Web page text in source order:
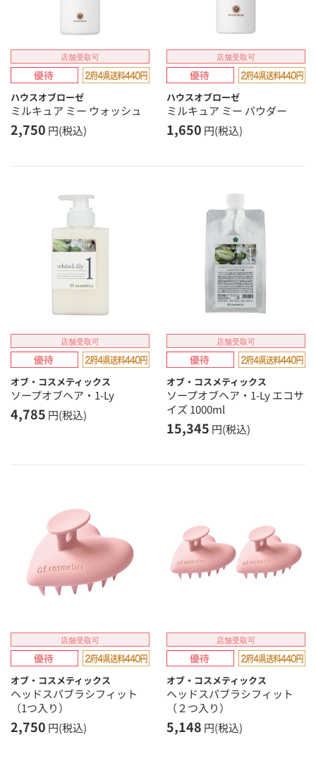
店舗受取可
ハウスオブローゼ
ミルキュア ミー ウォッシュ
2,750 円(税込)
店舗受取可
ハウスオブローゼ
ミルキュア ミー パウダー
1,650 円(税込)
店舗受取可
オブ・コスメティックス
ソープオブヘア・1-Ly
4,785 円(税込)
店舗受取可
オブ・コスメティックス
ソープオブヘア・1-Ly エコサ
イズ 1000ml
15,345 円(税込)
店舗受取可
オブ・コスメティックス
ヘッドスパブラシフィット
（1つ入り）
2,750 円(税込)
店舗受取可
オブ・コスメティックス
ヘッドスパブラシフィット
（２つ入り）
5,148 円(税込)